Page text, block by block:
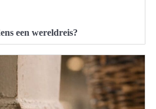
een wereldreis?